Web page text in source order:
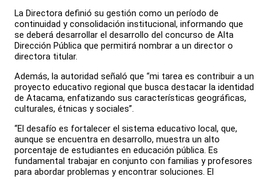
La Directora definió su gestión como un período de
continuidad y consolidación institucional, informando que
se deberá desarrollar el desarrollo del concurso de Alta
Dirección Pública que permitirá nombrar a un director o
directora titular.
Además, la autoridad señaló que “mi tarea es contribuir a un
proyecto educativo regional que busca destacar la identidad
de Atacama, enfatizando sus características geográficas,
culturales, étnicas y sociales”.
“El desafío es fortalecer el sistema educativo local, que,
aunque se encuentra en desarrollo, muestra un alto
porcentaje de estudiantes en educación pública. Es
fundamental trabajar en conjunto con familias y profesores
para abordar problemas y encontrar soluciones. El